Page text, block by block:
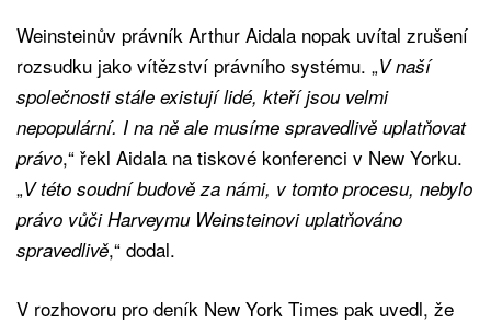
Weinsteinův právník Arthur Aidala nopak uvítal zrušení
rozsudku jako vítězství právního systému. „V naší
společnosti stále existují lidé, kteří jsou velmi
nepopulární. I na ně ale musíme spravedlivě uplatňovat
právo,“ řekl Aidala na tiskové konferenci v New Yorku.
„V této soudní budově za námi, v tomto procesu, nebylo
právo vůči Harveymu Weinsteinovi uplatňováno
spravedlivě,“ dodal.
V rozhovoru pro deník New York Times pak uvedl, že